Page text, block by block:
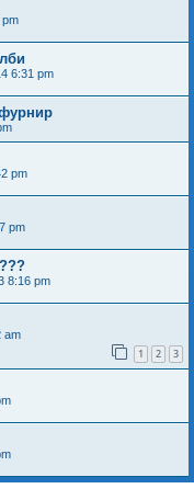
6:31 pm
pm
pm
8:16 pm
am
1 2 3